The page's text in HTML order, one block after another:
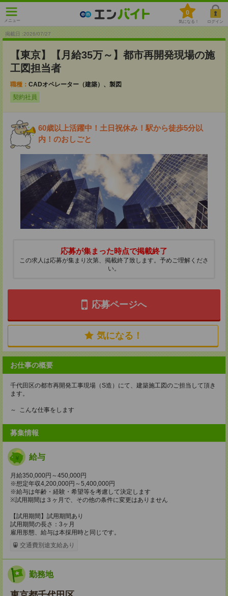
メニュー
0
気になる！ ログイン
掲載日 :2026/07/27
【東京】【月給35万～】都市再開発現場の施
工図担当者
職種： CADオペレーター（建築）、製図
契約社員
60歳以上活躍中！土日祝休み！駅から徒歩5分以
内！のおしごと
応募が集まった時点で掲載終了
この求人は応募が集まり次第、掲載終了致します。予めご理解くださ
い。
応募ページへ
気になる！
お仕事の概要
千代田区の都市再開発工事現場（S造）にて、建築施工図のご担当して頂き
ます。
～ こんな仕事をします
募集情報
給与
月給350,000円～450,000円
※想定年収4,200,000円～5,400,000円
※給与は年齢・経験・希望等を考慮して決定します
※試用期間は３ヶ月で、その他の条件に変更はありません
【試用期間】試用期間あり
試用期間の長さ：3ヶ月
雇用形態、給与は本採用時と同じです。
交通費別途支給あり
勤務地